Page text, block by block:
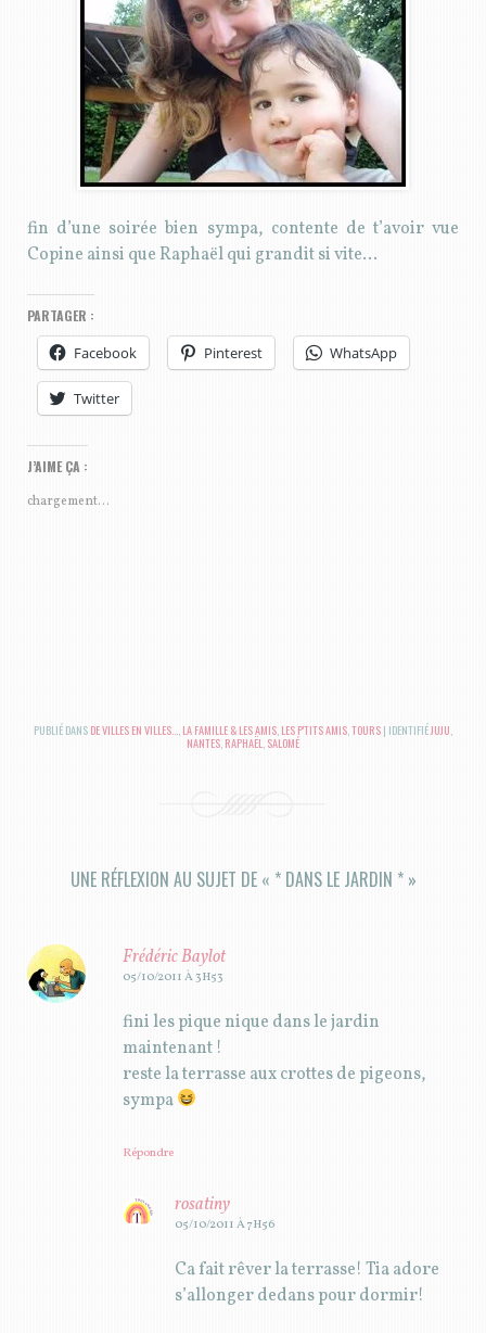
fin d’une soirée bien sympa, contente de t’avoir vue
Copine ainsi que Raphaël qui grandit si vite…
PARTAGER :
Facebook Pinterest WhatsApp
Twitter
J’AIME ÇA :
chargement…
PUBLIÉ DANS DE VILLES EN VILLES..., LA FAMILLE & LES AMIS, LES P'TITS AMIS,TOURS | IDENTIFIÉJUJU,
NANTES, RAPHAËL, SALOMÉ
UNE RÉFLEXION AU SUJET DE « * DANS LE JARDIN *»
Frédéric Baylot
05/10/2011 À 3H53
fini les pique nique dans le jardin
maintenant !
reste la terrasse aux crottes de pigeons,
sympa
Répondre
rosatiny
05/10/2011 À 7H56
Ca fait rêver la terrasse! Tia adore
s’allonger dedans pour dormir!